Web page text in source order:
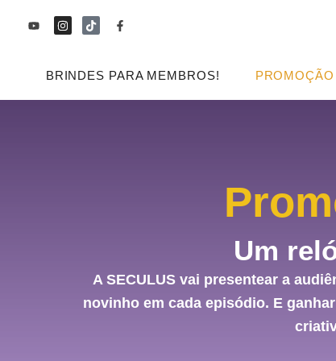
conteúdo
Y
o
I
n
g
a
T
i
k
F
a
o
k
BRINDES PARA MEMBROS!
Um
A SECULUS vai presentear a
novinho em cada episódio. E